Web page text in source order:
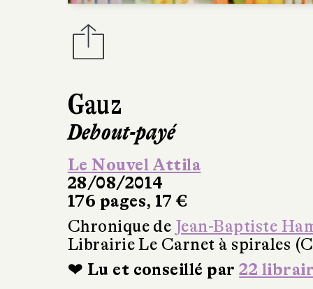
Gauz
Debout-payé
Le Nouvel Attila
28/08/2014
176 pages, 17 €
Chronique de Jean-Baptiste
Librairie Le Carnet à spirales
❤ Lu et conseillé par22